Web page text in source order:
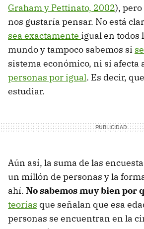
Graham y Pettinato, 2002),
nos gustaría pensar. No está
sea exactamente igual en todos
mundo y tampoco sabemos si
sistema económico, ni si afecta
personas por igual. Es decir,
estudiar.
Aún así, la suma de las
un millón de personas y la
ahí. No sabemos muy bien por
teorías que señalan que esa
personas se encuentran en la